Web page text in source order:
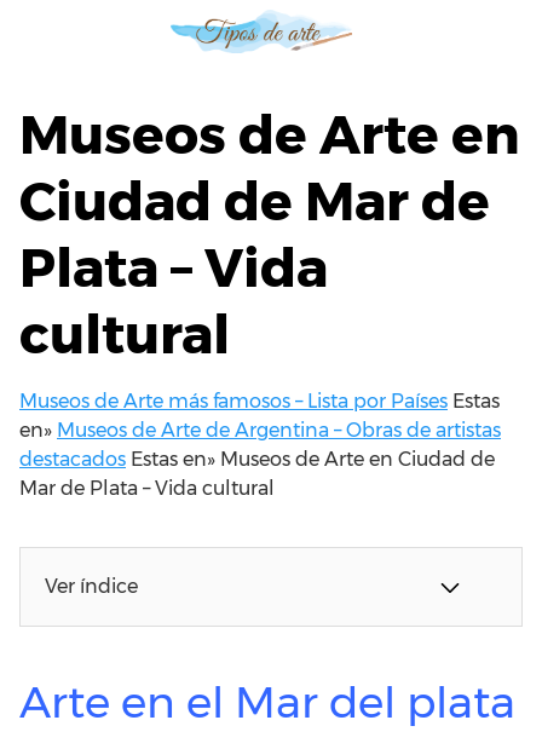
Museos de Arte en
Ciudad de Mar de
Plata – Vida
cultural
Museos de Arte más famosos – Lista por Países Estas
en» Museos de Arte de Argentina – Obras de artistas
destacados Estas en» Museos de Arte en Ciudad de
Mar de Plata – Vida cultural
Ver índice
Arte en el Mar del plata